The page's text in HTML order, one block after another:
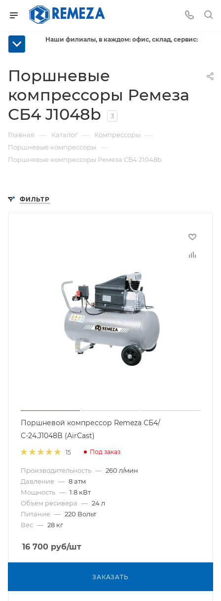
Наши филиалы, в каждом: офис, склад, сервис:
Поршневые
компрессоры Ремеза
СБ4 J1048b
3
Главная — Каталог — Компрессоры —
Поршневые компрессоры —
Поршневые компрессоры Ремеза СБ4 J1048b
ФИЛЬТР
Поршневой компрессор Remeza СБ4/
С-24.J1048B (AirCast)
15 Под заказ
Производительность — 260 л/мин
Давление — 8 атм
Мощность — 1.8 кВт
Объем ресивера — 24 л
Питание — 220 Вольт
Вес — 28 кг
16 700 руб/шт
ЗАКАЗАТЬ